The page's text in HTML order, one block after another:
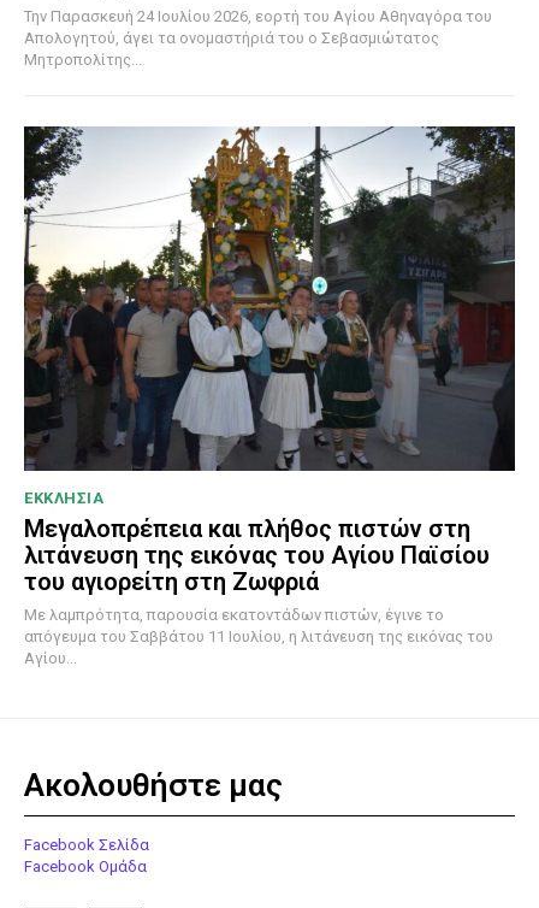
Την Παρασκευή 24 Ιουλίου 2026, εορτή του Αγίου Αθηναγόρα του
Απολογητού, άγει τα ονομαστήριά του ο Σεβασμιώτατος
Μητροπολίτης...
ΕΚΚΛΗΣΙΑ
Μεγαλοπρέπεια και πλήθος πιστών στη
λιτάνευση της εικόνας του Αγίου Παϊσίου
του αγιορείτη στη Ζωφριά
Με λαμπρότητα, παρουσία εκατοντάδων πιστών, έγινε το
απόγευμα του Σαββάτου 11 Ιουλίου, η λιτάνευση της εικόνας του
Αγίου...
Ακολουθήστε μας
Facebook Σελίδα
Facebook Ομάδα